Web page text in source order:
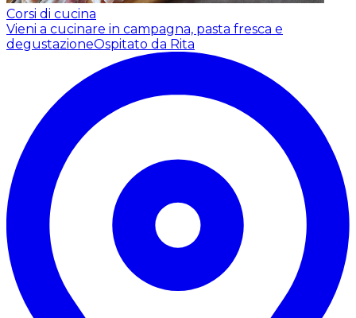
Corsi di cucina
Vieni a cucinare in campagna, pasta fresca e
degustazioneOspitato da Rita